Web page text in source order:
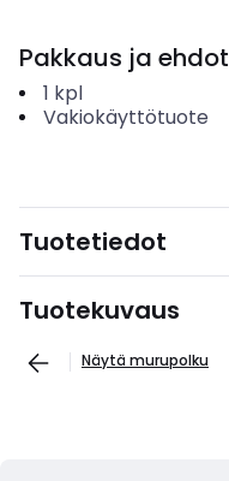
Pakkaus ja ehdot
1 kpl
Vakiokäyttötuote
Tuotetiedot
Tuotekuvaus
Näytä murupolku